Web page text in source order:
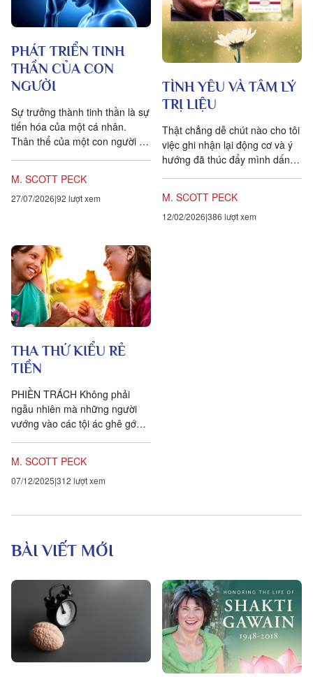
PHÁT TRIỂN TINH
THẦN CỦA CON
NGƯỜI
Sự trưởng thành tinh thần là sự
tiến hóa của một cá nhân.
Thân thể của một con người có
M. SCOTT PECK
27/07/2026 92 lượt xem
TÌNH YÊU VÀ TÂM LÝ
TRỊ LIỆU
Thật chẳng dễ chút nào cho tôi
việc ghi nhận lại động cơ và ý
hướng đã thúc đẩy mình dấn
M. SCOTT PECK
12/02/2026 386 lượt xem
THA THỨ KIỂU RẺ
TIỀN
PHIỀN TRÁCH Không phải
ngẫu nhiên mà những người
vướng vào các tội ác ghê gớm
mạnh nào...
M. SCOTT PECK
07/12/2025 312 lượt xem
BÀI VIẾT MỚI